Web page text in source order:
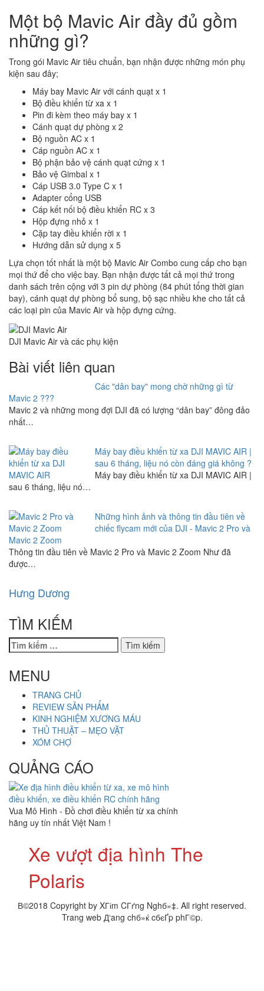
Một bộ Mavic Air đầy đủ gồm
những gì?
Trong gói Mavic Air tiêu chuẩn, bạn nhận được những món phụ
kiện sau đây;
Máy bay Mavic Air với cánh quạt x 1
Bộ điều khiển từ xa x 1
Pin đi kèm theo máy bay x 1
Cánh quạt dự phòng x 2
Bộ nguồn AC x 1
Cáp nguồn AC x 1
Bộ phận bảo vệ cánh quạt cứng x 1
Bảo vệ Gimbal x 1
Cáp USB 3.0 Type C x 1
Adapter cổng USB
Cáp kết nối bộ điều khiển RC x 3
Hộp đựng nhỏ x 1
Cặp tay điều khiển rời x 1
Hướng dẫn sử dụng x 5
Lựa chọn tốt nhất là một bộ Mavic Air Combo cung cấp cho bạn
mọi thứ để cho việc bay. Bạn nhận được tất cả mọi thứ trong
danh sách trên cộng với 3 pin dự phòng (84 phút tổng thời gian
bay), cánh quạt dự phòng bổ sung, bộ sạc nhiều khe cho tất cả
các loại pin của Mavic Air và hộp đựng cứng.
DJI Mavic Air và các phụ kiện
Bài viết liên quan
Các "dân bay" mong chờ những gì từ
Mavic 2 ???
Mavic 2 và những mong đợi DJI đã có lượng “dân bay” đông đảo
nhất…
Máy bay điều khiển từ xa DJI MAVIC AIR |
sau 6 tháng, liệu nó còn đáng giá không ?
Máy bay điều khiển từ xa DJI MAVIC AIR |
sau 6 tháng, liệu nó…
Những hình ảnh và thông tin đầu tiên về
chiếc flycam mới của DJI - Mavic 2 Pro và
Mavic 2 Zoom
Thông tin đầu tiên về Mavic 2 Pro và Mavic 2 Zoom Như đã
được…
Hưng Dương
TÌM KIẾM
Tìm
kiếm
MENU
TRANG CHỦ
REVIEW SẢN PHẨM
KINH NGHIỆM XƯƠNG MÁU
THỦ THUẬT – MẸO VẶT
XÓM CHỢ
QUẢNG CÁO
Vua Mô Hình - Đồ chơi điều khiển từ xa chính
hãng uy tín nhất Việt Nam !
Xe vượt địa hình The
Polaris
В©2018 Copyright by XГіm CГґng Nghб»‡. All right reserved.
Trang web Д‘ang chб»ќ cбєҐp phГ©p.